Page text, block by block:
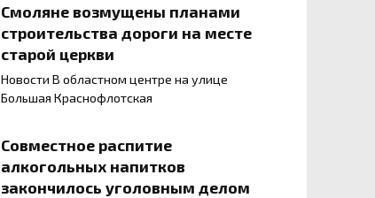
Смоляне возмущены планами
строительства дороги на месте
старой церкви
Новости В областном центре на улице
Большая Краснофлотская
Совместное распитие
алкогольных напитков
закончилось уголовным делом